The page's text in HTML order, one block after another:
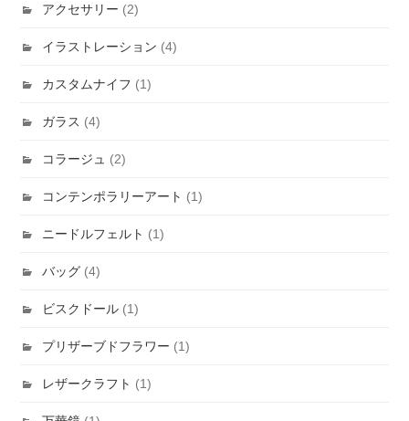
アクセサリー (2)
イラストレーション (4)
カスタムナイフ (1)
ガラス (4)
コラージュ (2)
コンテンポラリーアート (1)
ニードルフェルト (1)
バッグ (4)
ビスクドール (1)
プリザーブドフラワー (1)
レザークラフト (1)